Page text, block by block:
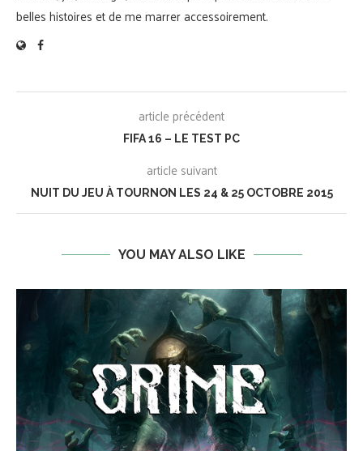
belles histoires et de me marrer accessoirement.
article précédent
FIFA 16 – LE TEST PC
article suivant
NUIT DU JEU À TOURNON LES 24 & 25 OCTOBRE 2015
YOU MAY ALSO LIKE